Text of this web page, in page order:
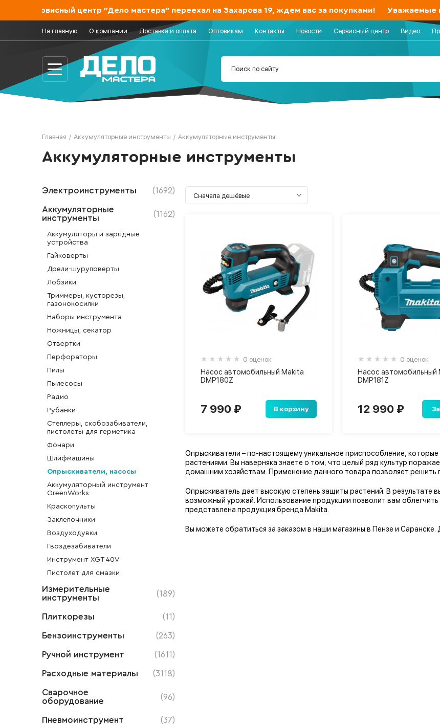
и сервисный центр "Дело мастера" переехал на Захарова 19, ждем вас за покупками! Уважаемые
На главную О компании Доставка и оплата Оптовикам Контакты Новости Сервисный центр Видео
Главная / Аккумуляторные инструменты / Аккумуляторные инструменты
Аккумуляторные инструменты
Электроинструменты (1692)
Аккумуляторные
инструменты
(1162)
Аккумуляторы и зарядные
устройства
Гайковерты
Дрели-шуруповерты
Лобзики
Триммеры, кусторезы,
газонокосилки
Наборы инструмента
Ножницы, секатор
Отвертки
Перфораторы
Пилы
Пылесосы
Радио
Рубанки
Степлеры, скобозабиватели,
пистолеты для герметика
Фонари
Шлифмашины
Опрыскиватели, насосы
Аккумуляторный инструмент
GreenWorks
Краскопульты
Заклепочники
Воздуходувки
Гвоздезабиватели
Инструмент XGT 40V
Пистолет для смазки
Измерительные
инструменты
(189)
Плиткорезы (11)
Бензоинструменты (263)
Ручной инструмент (1611)
Расходные материалы (3118)
Сварочное
оборудование
(96)
Пневмоинструмент (37)
0 оценок
Насос автомобильный Makita
DMP180Z
7 990 ₽ В корзину
0 оценок
Насос автомобильный
DMP181Z
12 990 ₽
Опрыскиватели – по-настоящему уникальное приспособление,
растениями. Вы наверняка знаете о том, что целый ряд культур
домашним хозяйствам. Применение данного товара позволяет решить
Опрыскиватель дает высокую степень защиты растений. В результате
возможный урожай. Использование продукции позволит вам
представлена продукция бренда Makita.
Вы можете обратиться за заказом в наши магазины в Пензе и